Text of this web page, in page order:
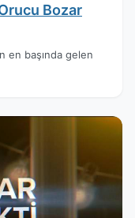
Bozar
en başında gelen